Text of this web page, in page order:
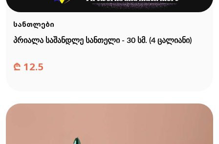
სანთლები
პრიალა საშანდლე სანთელი - 30 სმ. (4 ცალიანი)
₾ 12.5